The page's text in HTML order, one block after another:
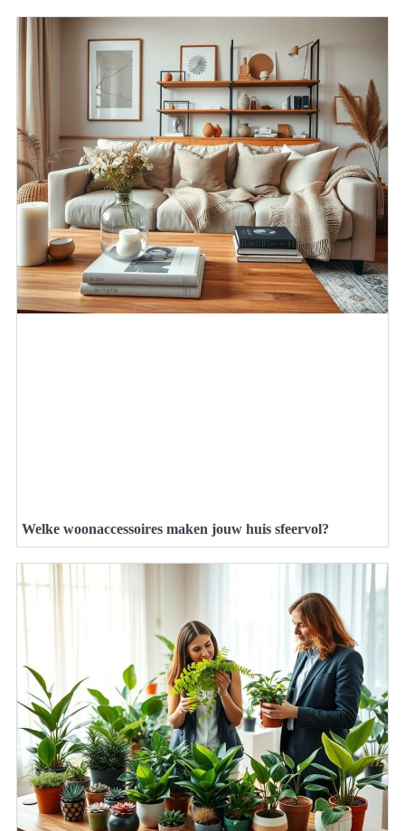
Welke woonaccessoires maken jouw huis sfeervol?